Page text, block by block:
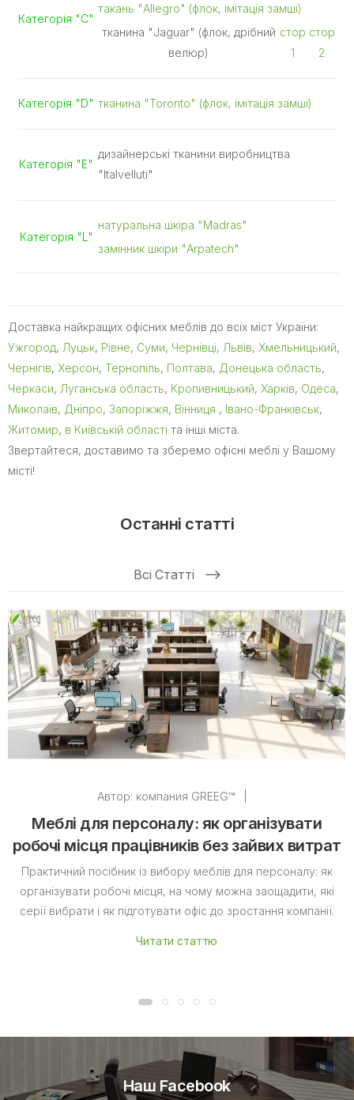
Категорія "С"
такань "Allegro" (флок, імітація замші)
тканина "Jaguar" (флок, дрібний
велюр)
стор
1
стор
2
Категорія "D" тканина "Toronto" (флок, імітація замші)
Категорія "E"
дизайнерські тканини виробництва
"Italvelluti"
Категорія "L"
натуральна шкіра "Madras"
замінник шкіри "Arpatech"
Доставка найкращих офісних меблів до всіх міст України:
Ужгород, Луцьк, Рівне, Суми, Чернівці, Львів, Хмельницький,
Чернігів, Херсон, Тернопіль, Полтава, Донецька область,
Черкаси, Луганська область, Кропивницький, Харків, Одеса,
Миколаїв, Дніпро, Запоріжжя, Вінниця , Івано-Франківськ,
Житомир, в Київській області та інші міста.
Звертайтеся, доставимо та зберемо офісні меблі у Вашому
місті!
Останні статті
Всі Статті
Автор: компания GREEG™
Меблі для персоналу: як організувати
робочі місця працівників без зайвих витрат
Практичний посібник із вибору меблів для персоналу: як
організувати робочі місця, на чому можна заощадити, які
серії вибрати і як підготувати офіс до зростання компанії.
Читати статтю
Наш Facebook